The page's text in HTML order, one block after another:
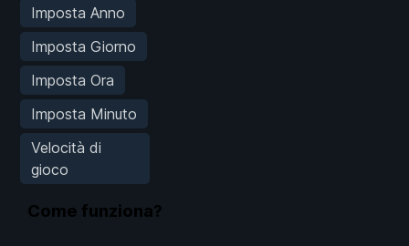
Imposta Anno
Imposta Giorno
Imposta Ora
Imposta Minuto
Velocità di
gioco
Come funziona?